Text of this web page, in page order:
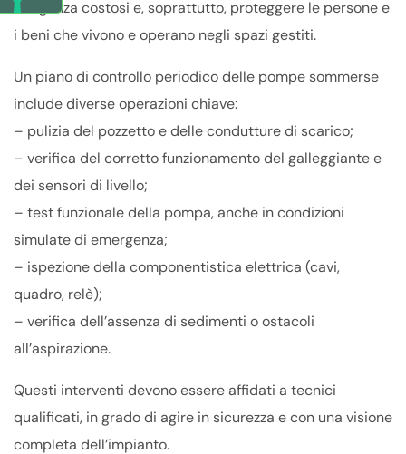
d’urgenza costosi e, soprattutto, proteggere le persone e
i beni che vivono e operano negli spazi gestiti.
Un piano di controllo periodico delle pompe sommerse
include diverse operazioni chiave:
– pulizia del pozzetto e delle condutture di scarico;
– verifica del corretto funzionamento del galleggiante e
dei sensori di livello;
– test funzionale della pompa, anche in condizioni
simulate di emergenza;
– ispezione della componentistica elettrica (cavi,
quadro, relè);
– verifica dell’assenza di sedimenti o ostacoli
all’aspirazione.
Questi interventi devono essere affidati a tecnici
qualificati, in grado di agire in sicurezza e con una visione
completa dell’impianto.